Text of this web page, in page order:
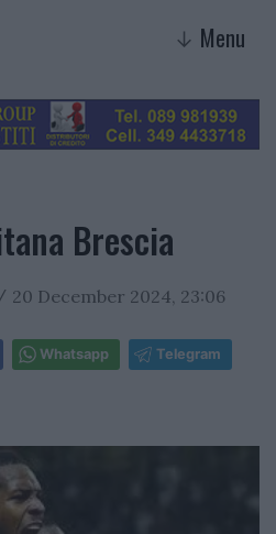
↓ Menu
Brescia
20 December 2024, 23:06
Whatsapp Telegram